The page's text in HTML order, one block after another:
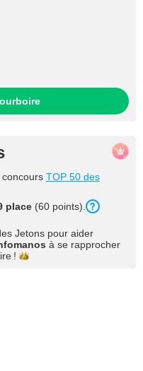
TOP 50 des
place (60 points).
Jetons pour aider
à se rapprocher
!